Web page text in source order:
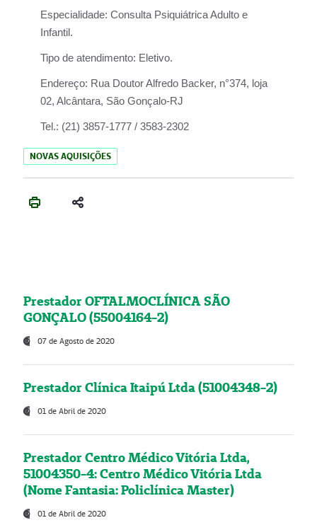
Especialidade: Consulta Psiquiátrica Adulto e
Infantil.
Tipo de atendimento: Eletivo.
Endereço: Rua Doutor Alfredo Backer, n°374, loja
02, Alcântara, São Gonçalo-RJ
Tel.: (21) 3857-1777 / 3583-2302
NOVAS AQUISIÇÕES
Prestador OFTALMOCLÍNICA SÃO
GONÇALO (55004164-2)
07 de Agosto de 2020
Prestador Clínica Itaipú Ltda (51004348-2)
01 de Abril de 2020
Prestador Centro Médico Vitória Ltda,
51004350-4: Centro Médico Vitória Ltda
(Nome Fantasia: Policlínica Master)
01 de Abril de 2020